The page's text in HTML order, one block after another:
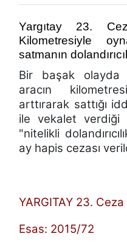
Yargıtay 23.
Kilometresiyle
satmanın
Bir başak olayda
aracın
arttırarak sattığı
ile vekalet verdiği
"nitelikli
ay hapis cezası
YARGITAY 23.
Esas: 2015/72